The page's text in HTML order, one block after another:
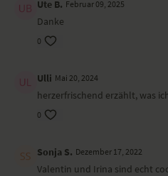
Ute B. Februar 09, 2025
Danke
0
Ulli Mai 20, 2024
herzerfrischend erzählt, was
0
Sonja S. Dezember 17, 2022
Valentin und Irina sind echt